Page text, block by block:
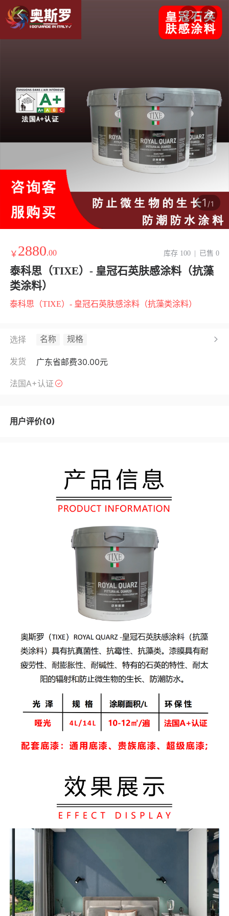
宝贝 详情 

1 /1
￥ 2880.00 库存 100 已售 0
泰科思（TIXE）- 皇冠石英肤感涂料（抗藻
类涂料）
泰科思（TIXE）- 皇冠石英肤感涂料（抗藻类涂料）
选择 名称 规格
发货 广东省邮费30.00元
法国A+认证
用户评价(0)